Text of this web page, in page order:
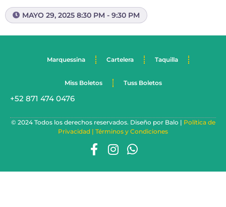
MAYO 29, 2025 8:30 PM - 9:30 PM
Marquessina Cartelera Taquilla
Miss Boletos Tuss Boletos
+52 871 474 0476
© 2024 Todos los derechos reservados. Diseño por Balo | Política de
Privacidad | Términos y Condiciones